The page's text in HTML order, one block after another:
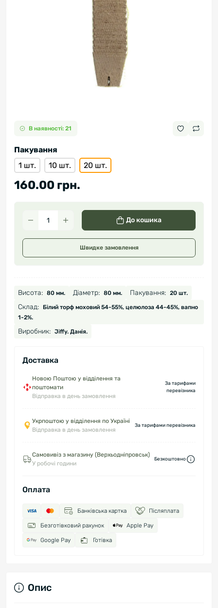
В наявності: 21
Пакування
1 шт.
10 шт. 20 шт.
160.00 грн.
До кошика
Швидке замовлення
Висота: 80 мм. Діаметр: 80 мм. Пакування: 20 шт.
Склад:
Білий торф моховий 54-55%, целюлоза 44-45%, вапно
1-2%.
Виробник: Jiffy. Данія.
Доставка
Новою Поштою у відділення та
поштомати
Відправка в день замовлення
За тарифами
перевізника
Укрпоштою у відділення по Україні
Відправка в день замовлення
За тарифами перевізника
Самовивіз з магазину (Верхьодніпровськ)
У робочі години
Безкоштовно
Оплата
Банківська картка Післяплата
Безготівковий рахунок Apple Pay
Google Pay Готівка
Опис